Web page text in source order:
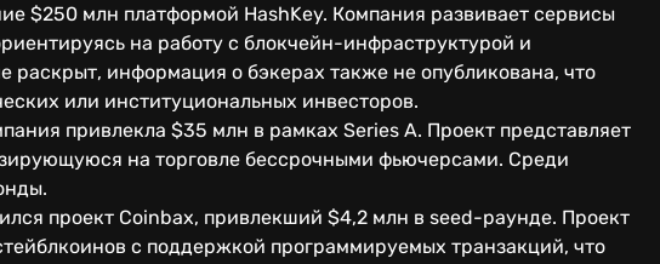
$250 млн платформой HashKey. Компания развивает сервисы
на работу с блокчейн-инфраструктурой и
раскрыт, информация о бэкерах также не опубликована, что
или институциональных инвесторов.
привлекла $35 млн в рамках Series A. Проект представляет
на торговле бессрочными фьючерсами. Среди
проект Coinbax, привлекший $4,2 млн в seed-раунде. Проект
с поддержкой программируемых транзакций, что